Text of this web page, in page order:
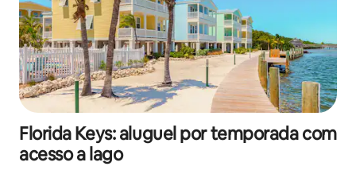
Florida Keys: aluguel por temporada com
acesso a lago